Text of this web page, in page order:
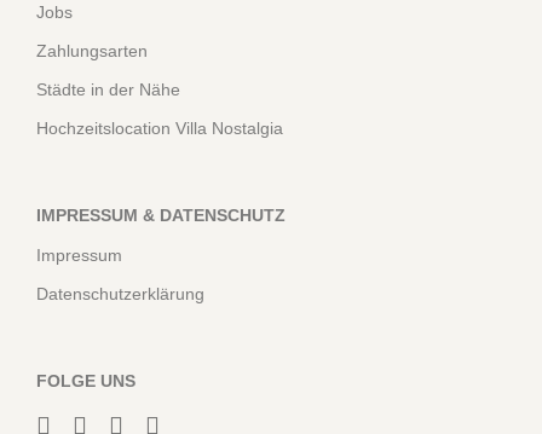
Jobs
Zahlungsarten
Städte in der Nähe
Hochzeitslocation Villa Nostalgia
IMPRESSUM & DATENSCHUTZ
Impressum
Datenschutzerklärung
FOLGE UNS